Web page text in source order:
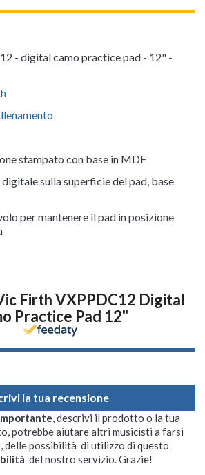
- digital camo practice pad - 12" -
stampato con base in MDF
sulla superficie del pad, base
per mantenere il pad in posizione
Firth VXPPDC12 Digital
Practice Pad 12"
la tua recensione
, descrivi il prodotto o la tua
potrebbe aiutare altri musicisti a farsi
, delle possibilità di utilizzo di questo
del nostro servizio. Grazie!